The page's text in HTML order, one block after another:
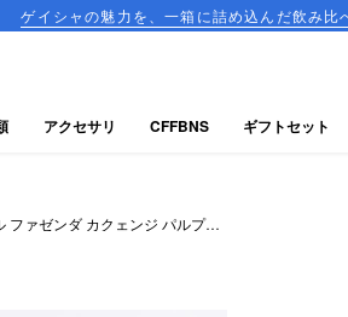
を、一箱に詰め込んだ飲み比べセットが登場！
ファゼンダ カクェンジ パルプド
アクセサリ CFFBNS ギフトセット